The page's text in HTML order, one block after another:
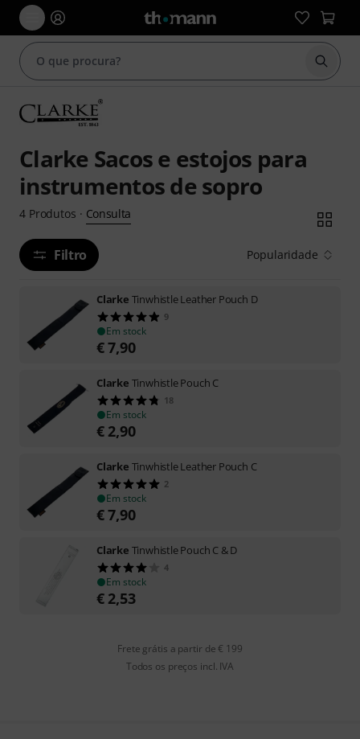
Iniciar
Clarke Sacos e estojos para
instrumentos de sopro
4 Produtos · Consulta
Filtro Popularidade
Clarke Tinwhistle Leather Pouch D
9
Em stock
€7,90
Clarke Tinwhistle Pouch C
18
Em stock
€ 2,90
Clarke Tinwhistle Leather Pouch C
2
Em stock
€7,90
Clarke Tinwhistle Pouch C & D
4
Em stock
€ 2,53
Frete grátis a partir de € 199
Todos os preços incl. IVA